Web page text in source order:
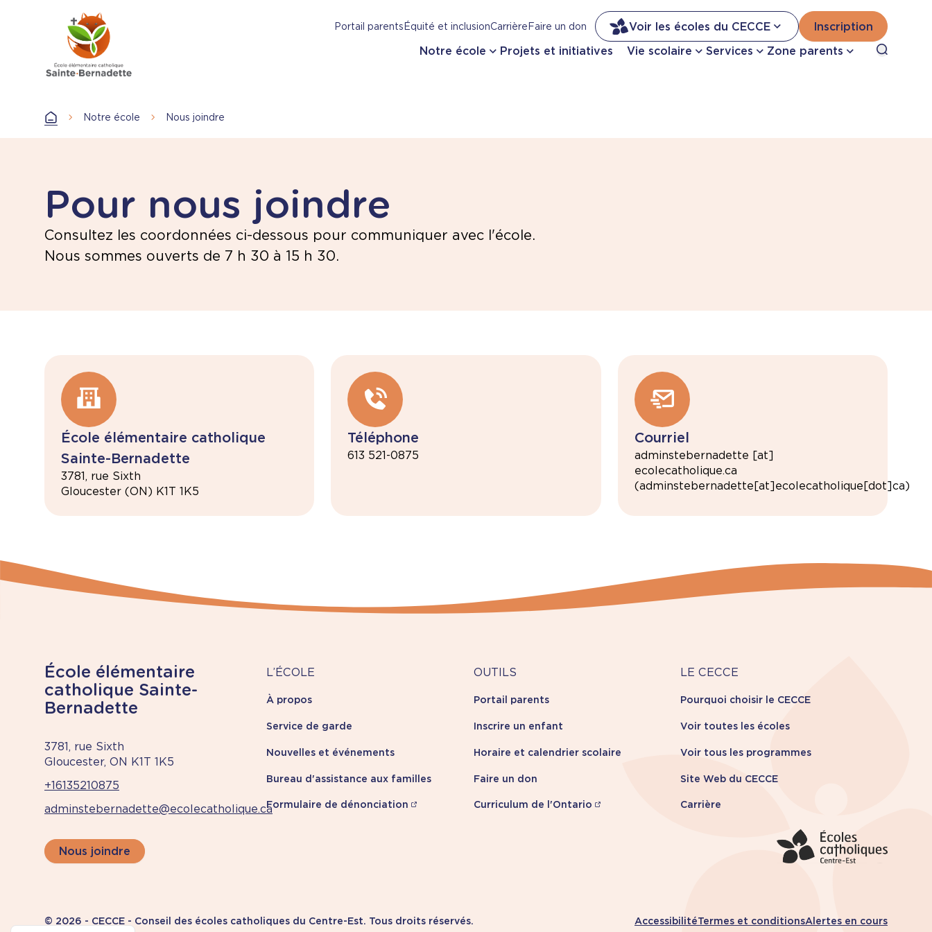
Portail parentsÉquité et inclusionCarrièreFaire un don Voir les écoles du CECCE Inscription
Notre école Projets et initiatives Vie scolaire Services Zone parents Open
AccueilNotre école Nous joindre
Pour nous joindre
Consultez les coordonnées ci-dessous pour communiquer avec l'école.
Nous sommes ouverts de 7 h 30 à 15 h 30.
École élémentaire catholique
Sainte-Bernadette
3781, rue Sixth
Gloucester (ON) K1T 1K5
Téléphone
613 521-0875
Courriel
adminstebernadette [at]
ecolecatholique.ca
(adminstebernadette[at]ecolecatholique[dot]ca)
École élémentaire
catholique Sainte-
Bernadette
3781, rue Sixth
Gloucester, ON K1T 1K5
+16135210875
adminstebernadette@ecolecatholique.ca
Nous joindre
À
propos
L’ÉCOLE
À propos
Service de garde
Nouvelles et événements
Bureau d'assistance aux familles
Formulaire de dénonciation
Outils
OUTILS
Portail parents
Inscrire un enfant
Horaire et calendrier scolaire
Faire un don
Curriculum de l'Ontario
Carrière
LE CECCE
Pourquoi choisir le CECCE
Voir toutes les écoles
Voir tous les programmes
Site Web du CECCE
Carrière
© 2026 - CECCE - Conseil des écoles catholiques du Centre-Est. Tous droits réservés. AccessibilitéTermes et conditionsAlertes en cours